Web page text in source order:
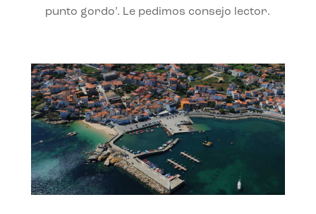
punto gordo’. Le pedimos consejo lector.